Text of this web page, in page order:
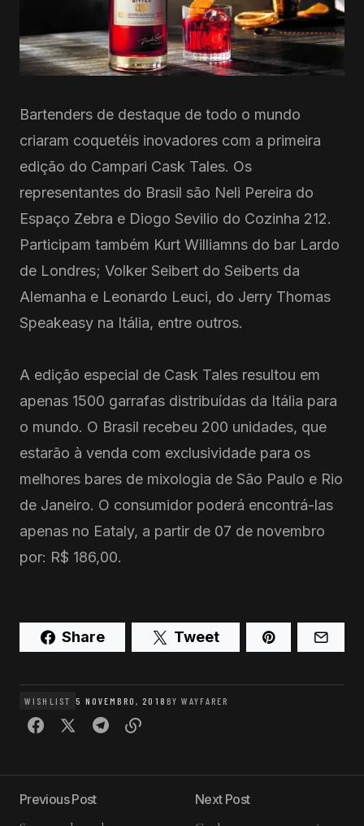
Bartenders de destaque de todo o mundo
criaram coquetéis inovadores com a primeira
edição do Campari Cask Tales. Os
representantes do Brasil são Neli Pereira do
Espaço Zebra e Diogo Sevilio do Cozinha 212.
Participam também Kurt Williamns do bar Lardo
de Londres; Volker Seibert do Seiberts da
Alemanha e Leonardo Leuci, do Jerry Thomas
Speakeasy na Itália, entre outros.
A edição especial de Cask Tales resultou em
apenas 1500 garrafas distribuídas da Itália para
o mundo. O Brasil recebeu 200 unidades, que
estarão à venda com exclusividade para os
melhores bares de mixologia de São Paulo e Rio
de Janeiro. O consumidor poderá encontrá-las
apenas no Eataly, a partir de 07 de novembro
por: R$ 186,00.
Share Tweet
WISHLIST 5 NOVEMBRO, 2018 BY WAYFARER
Previous Post
Next Post